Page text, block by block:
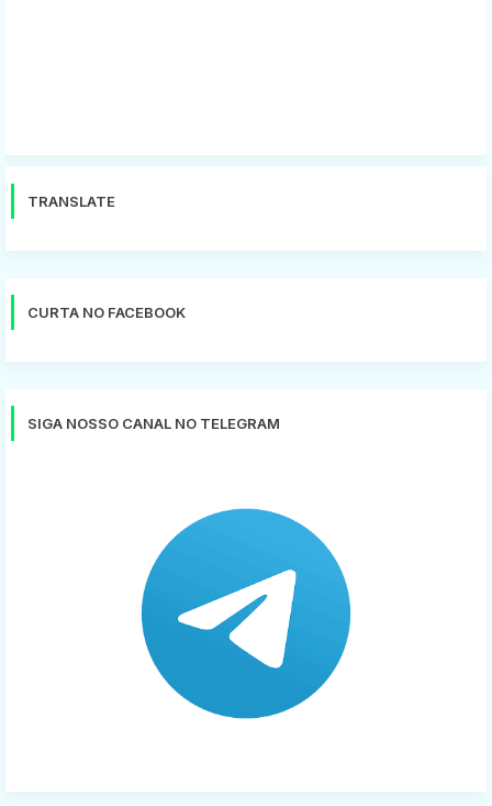
TRANSLATE
CURTA NO FACEBOOK
SIGA NOSSO CANAL NO TELEGRAM